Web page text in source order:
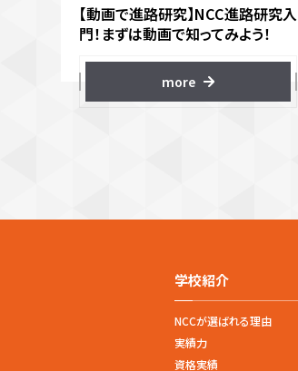
【動画で進路研究】NCC進路研究入
門！まずは動画で知ってみよう！
more
学校紹介
NCCが選ばれる理由
実績力
資格実績